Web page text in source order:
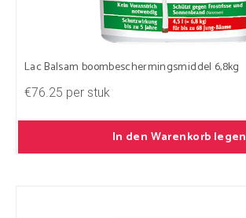
Lac Balsam boombeschermingsmiddel 6,8kg
€76.25 per stuk
In den Warenkorb legen